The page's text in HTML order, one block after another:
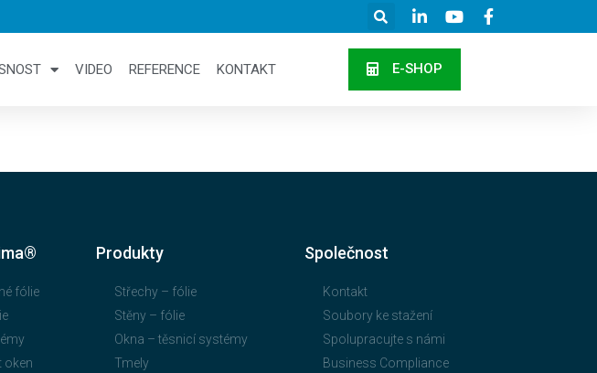
VIDEO REFERENCE KONTAKT E-SHOP
fólie
oken
Produkty
Střechy – fólie
Stěny – fólie
Okna – těsnicí systémy
Tmely
Společnost
Kontakt
Soubory ke stažení
Spolupracujte s námi
Business Compliance